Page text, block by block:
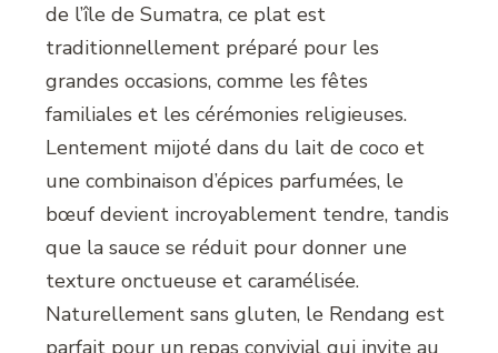
de l’île de Sumatra, ce plat est
traditionnellement préparé pour les
grandes occasions, comme les fêtes
familiales et les cérémonies religieuses.
Lentement mijoté dans du lait de coco et
une combinaison d’épices parfumées, le
bœuf devient incroyablement tendre, tandis
que la sauce se réduit pour donner une
texture onctueuse et caramélisée.
Naturellement sans gluten, le Rendang est